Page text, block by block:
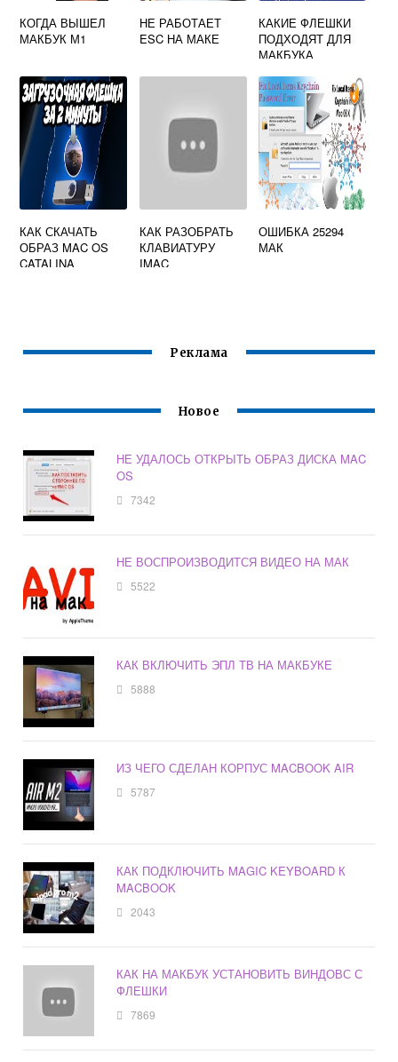
КОГДА ВЫШЕЛ
МАКБУК М1
НЕ РАБОТАЕТ
ESC НА МАКЕ
КАКИЕ ФЛЕШКИ
ПОДХОДЯТ ДЛЯ
МАКБУКА
КАК СКАЧАТЬ
ОБРАЗ MAC OS
CATALINA
КАК РАЗОБРАТЬ
КЛАВИАТУРУ
IMAC
ОШИБКА 25294
МАК
Реклама
Новое
НЕ УДАЛОСЬ ОТКРЫТЬ ОБРАЗ ДИСКА MAC
OS
7342
НЕ ВОСПРОИЗВОДИТСЯ ВИДЕО НА МАК
5522
КАК ВКЛЮЧИТЬ ЭПЛ ТВ НА МАКБУКЕ
5888
ИЗ ЧЕГО СДЕЛАН КОРПУС MACBOOK AIR
5787
КАК ПОДКЛЮЧИТЬ MAGIC KEYBOARD К
MACBOOK
2043
КАК НА МАКБУК УСТАНОВИТЬ ВИНДОВС С
ФЛЕШКИ
7869